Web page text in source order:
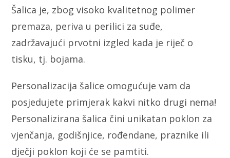
Šalica je, zbog visoko kvalitetnog polimer
premaza, periva u perilici za suđe,
zadržavajući prvotni izgled kada je riječ o
tisku, tj. bojama.
Personalizacija šalice omogućuje vam da
posjedujete primjerak kakvi nitko drugi nema!
Personalizirana šalica čini unikatan poklon za
vjenčanja, godišnjice, rođendane, praznike ili
dječji poklon koji će se pamtiti.